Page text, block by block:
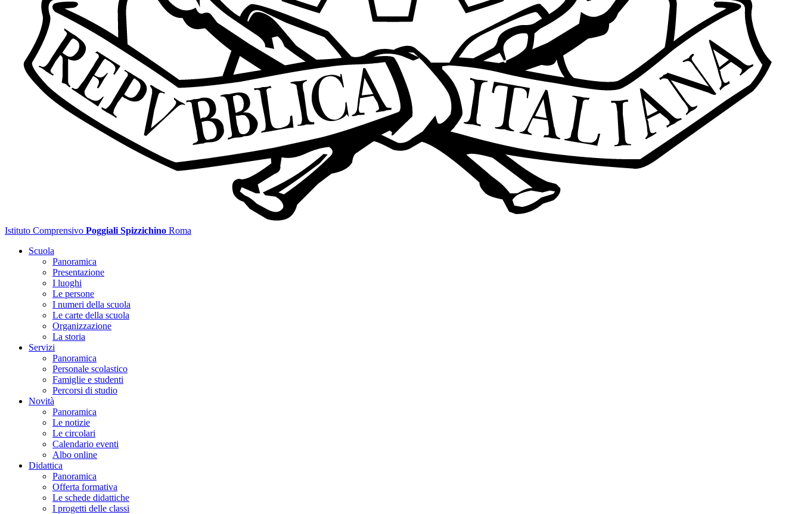
Istituto Comprensivo Poggiali Spizzichino Roma
Scuola
Panoramica
Presentazione
I luoghi
Le persone
I numeri della scuola
Le carte della scuola
Organizzazione
La storia
Servizi
Panoramica
Personale scolastico
Famiglie e studenti
Percorsi di studio
Novità
Panoramica
Le notizie
Le circolari
Calendario eventi
Albo online
Didattica
Panoramica
Offerta formativa
Le schede didattiche
I progetti delle classi